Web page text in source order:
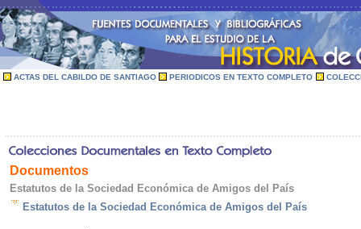
ACTAS DEL CABILDO DE SANTIAGO PERIODICOS EN TEXTO COMPLETO
Documentos
Estatutos de la Sociedad Económica de Amigos del País
Estatutos de la Sociedad Económica de Amigos del País